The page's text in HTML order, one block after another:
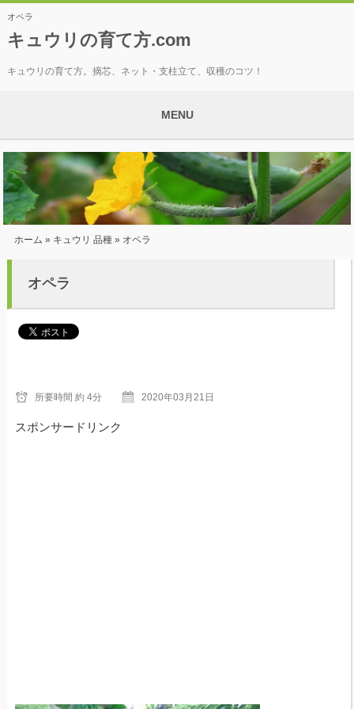
オペラ
キュウリの育て方.com
キュウリの育て方。摘芯、ネット・支柱立て、収穫のコツ！
MENU
ホーム » キュウリ 品種» オペラ
オペラ
所要時間 約 4分 2020年03月21日
スポンサードリンク